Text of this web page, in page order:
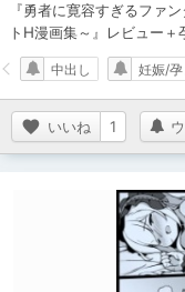
『勇者に寛容すぎるファ
トH漫画集～』レビュー
いいね 1
中出し 妊娠/